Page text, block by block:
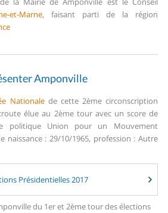
et-Marne, faisant parti de la région
Amponville
Nationalede cette 2ème circonscription
élue au 2ème tour avec un score de
politique Union pour un Mouvement
naissance : 29/10/1965, profession : Autre
Présidentielles 2017
du 1er et 2ème tour des élections